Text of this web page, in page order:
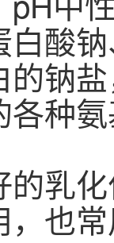
酸
的钠
各种
乳
也